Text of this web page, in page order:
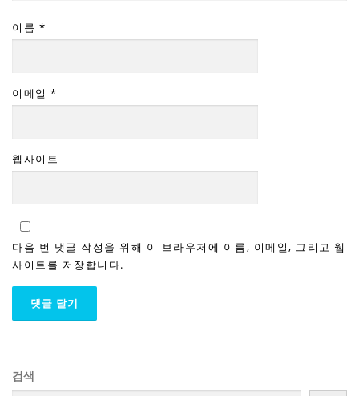
이름 *
이메일 *
웹사이트
다음 번 댓글 작성을 위해 이 브라우저에 이름, 이메일, 그리고 웹
사이트를 저장합니다.
검색